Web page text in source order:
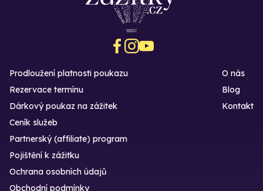
Prodloužení platnosti poukazu
Rezervace termínu
Dárkový poukaz na zážitek
O nás
Blog
Kontakt
Ceník služeb
Partnerský (affiliate) program
Pojištění k zážitku
Ochrana osobních údajů
Obchodní podmínky